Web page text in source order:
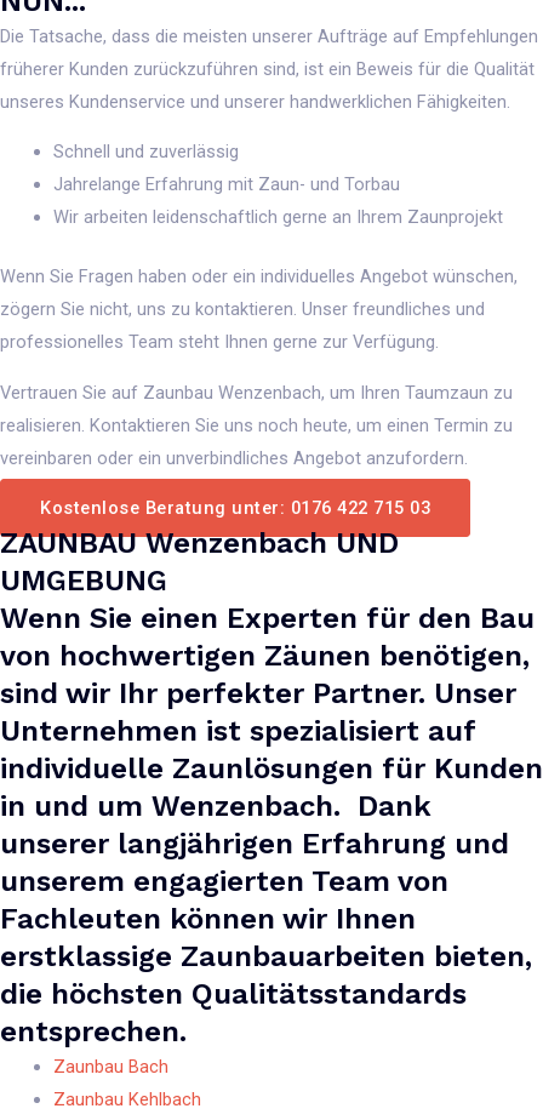
Die Tatsache, dass die meisten unserer Aufträge auf Empfehlungen
früherer Kunden zurückzuführen sind, ist ein Beweis für die Qualität
unseres Kundenservice und unserer handwerklichen Fähigkeiten.
Schnell und zuverlässig
Jahrelange Erfahrung mit Zaun- und Torbau
Wir arbeiten leidenschaftlich gerne an Ihrem Zaunprojekt
Wenn Sie Fragen haben oder ein individuelles Angebot wünschen,
zögern Sie nicht, uns zu kontaktieren. Unser freundliches und
professionelles Team steht Ihnen gerne zur Verfügung.
Vertrauen Sie auf Zaunbau Wenzenbach, um Ihren Taumzaun zu
realisieren. Kontaktieren Sie uns noch heute, um einen Termin zu
vereinbaren oder ein unverbindliches Angebot anzufordern.
Kostenlose Beratung unter: 0176 422 715 03
ZAUNBAU Wenzenbach UND
UMGEBUNG
Wenn Sie einen Experten für den Bau
von hochwertigen Zäunen benötigen,
sind wir Ihr perfekter Partner. Unser
Unternehmen ist spezialisiert auf
individuelle Zaunlösungen für Kunden
in und um Wenzenbach. Dank
unserer langjährigen Erfahrung und
unserem engagierten Team von
Fachleuten können wir Ihnen
erstklassige Zaunbauarbeiten bieten,
die höchsten Qualitätsstandards
entsprechen.
Zaunbau Bach
Zaunbau Kehlbach